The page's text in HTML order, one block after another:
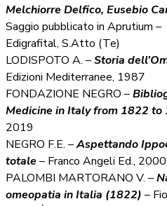
Melchiorre Delfico, Eusebio
Saggio pubblicato in Aprutium
Edigrafital, S.Atto (Te)
LODISPOTO A. –Storia
Edizioni Mediterranee, 1987
FONDAZIONE NEGRO –
Medicine in Italy from 1822 to
2019
NEGRO F.E. –Aspettando
totale– Franco Angeli Ed., 2000
PALOMBI MARTORANO V. –
omeopatia in Italia (1822) –